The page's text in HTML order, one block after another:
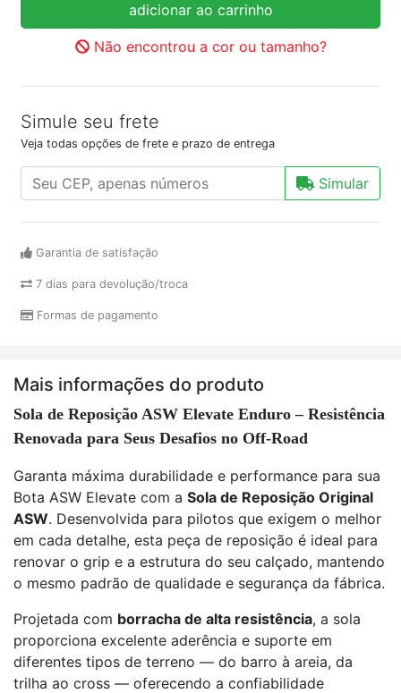
adicionar ao carrinho
Não encontrou a cor ou tamanho?
Simule seu frete
Veja todas opções de frete e prazo de entrega
Simular
Garantia de satisfação
7 dias para devolução/troca
Formas de pagamento
Mais informações do produto
Sola de Reposição ASW Elevate Enduro – Resistência
Renovada para Seus Desafios no Off-Road
Garanta máxima durabilidade e performance para sua
Bota ASW Elevate com a Sola de Reposição Original
ASW. Desenvolvida para pilotos que exigem o melhor
em cada detalhe, esta peça de reposição é ideal para
renovar o grip e a estrutura do seu calçado, mantendo
o mesmo padrão de qualidade e segurança da fábrica.
Projetada com borracha de alta resistência, a sola
proporciona excelente aderência e suporte em
diferentes tipos de terreno — do barro à areia, da
trilha ao cross — oferecendo a confiabilidade